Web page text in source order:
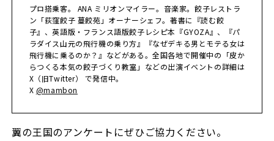
プロ搭乗客。 ANA ミリオンマイラー。音楽家。餃子レストラ
ン「荻窪餃子 蔓餃苑」オーナーシェフ。著書に『読む餃
子』、英語版・フランス語版餃子レシピ本『GYOZA』、『パ
ラダイス山元の飛行機の乗り方』『なぜデキる男とモテる女は
飛行機に乗るのか？』などがある。全国各地で開催中の「皮か
らつくる本気の餃子づくり教室」などの出演イベントの詳細は
X（旧Twitter） で発信中。
X @mambon
翼の王国のアンケートにぜひご協力ください。